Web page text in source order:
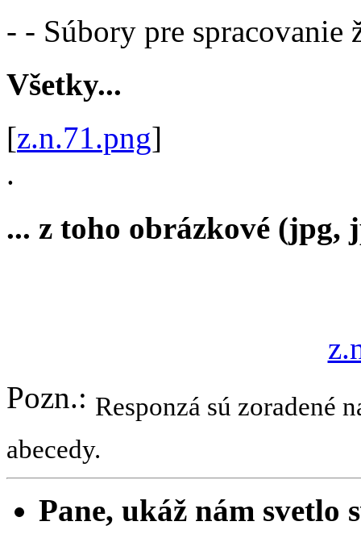
- - Súbory pre spracovanie
Všetky...
[z.n.71.png]
.
... z toho obrázkové (jpg,
Pozn.: Responzá sú zoradené
abecedy.
Pane, ukáž nám svetlo